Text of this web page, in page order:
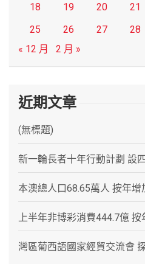
18
19 20 21
25
26 27 28
« 12 月
2 月 »
近期文章
(無標題)
新一輪長者十年行動計劃 設
本澳總人口68.65萬人 按年增
上半年非博彩消費444.7億 按
灣區葡西語國家經貿交流會